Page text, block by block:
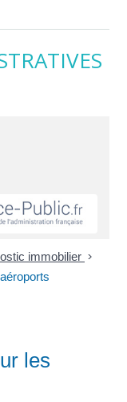
immobilier >
les